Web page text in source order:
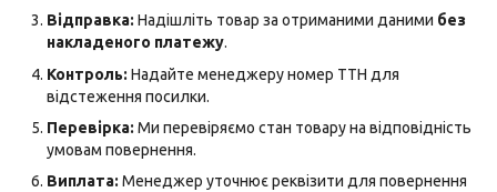
Відправка: Надішліть товар за отриманими даними без
накладеного платежу.
Контроль: Надайте менеджеру номер ТТН для
відстеження посилки.
Перевірка: Ми перевіряємо стан товару на відповідність
умовам повернення.
Виплата: Менеджер уточнює реквізити для повернення